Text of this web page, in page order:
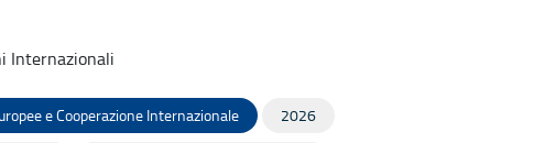
Internazionali
e Cooperazione Internazionale 2026